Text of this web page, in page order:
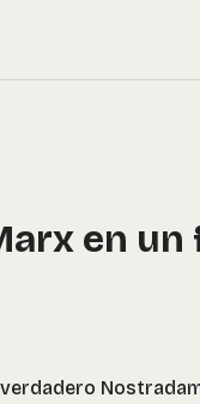
en un